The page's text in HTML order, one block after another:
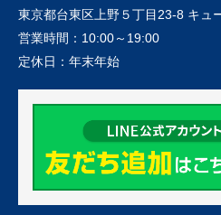
東京都台東区上野５丁目23-8 キュ
営業時間： 10:00～19:00
定休日： 年末年始